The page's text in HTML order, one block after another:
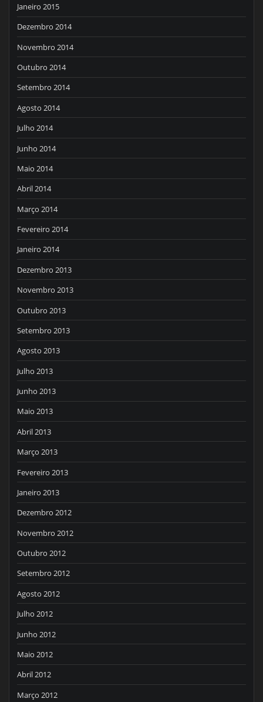
Janeiro 2015
Dezembro 2014
Novembro 2014
Outubro 2014
Setembro 2014
Agosto 2014
Julho 2014
Junho 2014
Maio 2014
Abril 2014
Março 2014
Fevereiro 2014
Janeiro 2014
Dezembro 2013
Novembro 2013
Outubro 2013
Setembro 2013
Agosto 2013
Julho 2013
Junho 2013
Maio 2013
Abril 2013
Março 2013
Fevereiro 2013
Janeiro 2013
Dezembro 2012
Novembro 2012
Outubro 2012
Setembro 2012
Agosto 2012
Julho 2012
Junho 2012
Maio 2012
Abril 2012
Março 2012